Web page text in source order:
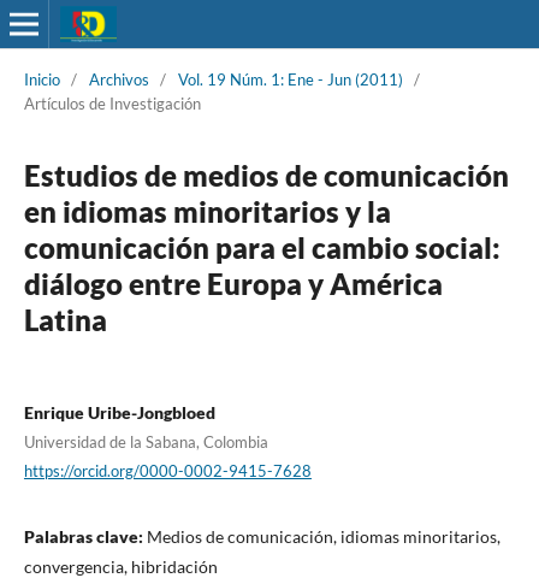
Inicio / Archivos / Vol. 19 Núm. 1: Ene - Jun (2011)
/
Artículos de Investigación
Estudios de medios de comunicación
en idiomas minoritarios y la
comunicación para el cambio social:
diálogo entre Europa y América
Latina
Enrique Uribe-Jongbloed
Universidad de la Sabana, Colombia
https://orcid.org/0000-0002-9415-7628
Palabras clave: Medios de comunicación, idiomas minoritarios,
convergencia, hibridación